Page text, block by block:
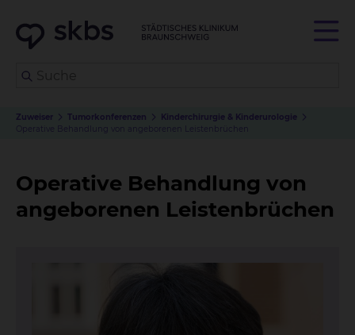
Zuweiser Tumorkonferenzen
Kinderchirurgie & Kinderurologie
Operative Behandlung von angeborenen Leistenbrüchen
Operative Behandlung von
angeborenen Leistenbrüchen